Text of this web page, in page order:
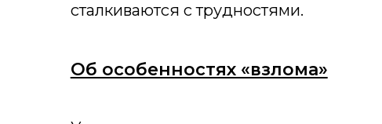
сталкиваются с трудностями.
Об особенностях «взлома»